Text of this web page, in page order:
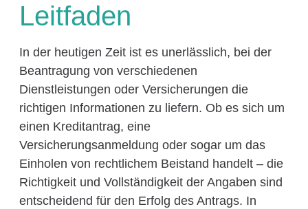
Leitfaden
In der heutigen Zeit ist es unerlässlich, bei der
Beantragung von verschiedenen
Dienstleistungen oder Versicherungen die
richtigen Informationen zu liefern. Ob es sich um
einen Kreditantrag, eine
Versicherungsanmeldung oder sogar um das
Einholen von rechtlichem Beistand handelt – die
Richtigkeit und Vollständigkeit der Angaben sind
entscheidend für den Erfolg des Antrags. In